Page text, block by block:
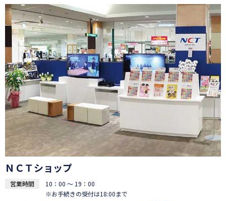
ＮＣＴショップ
営業時間
10：00 ～ 19：00
※お手続きの受付は18:00まで